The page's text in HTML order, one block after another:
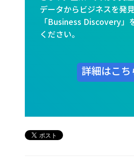
データからビジネスを発
「Business Discovery」
ください。
詳細はこち